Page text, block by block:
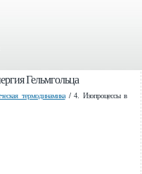
Гельмгольца
термодинамика/ 4. Изопроцессы в